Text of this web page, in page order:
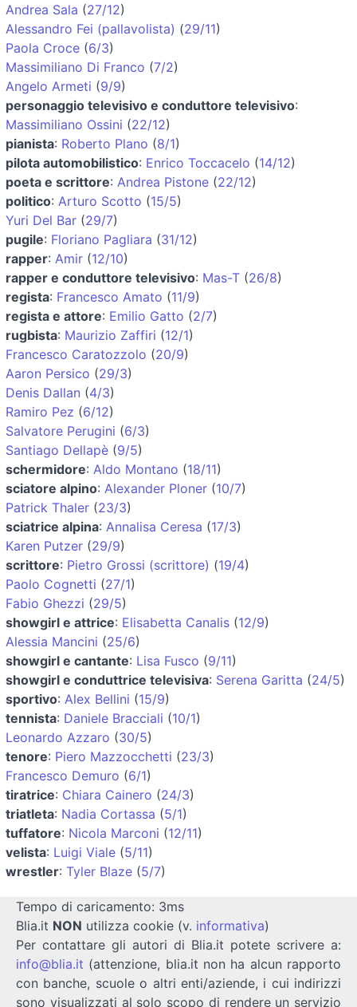
Andrea Sala (27/12)
Alessandro Fei (pallavolista) (29/11)
Paola Croce (6/3)
Massimiliano Di Franco (7/2)
Angelo Armeti (9/9)
personaggio televisivo e conduttore televisivo:
Massimiliano Ossini (22/12)
pianista: Roberto Plano (8/1)
pilota automobilistico: Enrico Toccacelo (14/12)
poeta e scrittore: Andrea Pistone (22/12)
politico: Arturo Scotto (15/5)
Yuri Del Bar (29/7)
pugile: Floriano Pagliara (31/12)
rapper: Amir (12/10)
rapper e conduttore televisivo: Mas-T (26/8)
regista: Francesco Amato (11/9)
regista e attore: Emilio Gatto (2/7)
rugbista: Maurizio Zaffiri (12/1)
Francesco Caratozzolo (20/9)
Aaron Persico (29/3)
Denis Dallan (4/3)
Ramiro Pez (6/12)
Salvatore Perugini (6/3)
Santiago Dellapè (9/5)
schermidore: Aldo Montano (18/11)
sciatore alpino: Alexander Ploner (10/7)
Patrick Thaler (23/3)
sciatrice alpina: Annalisa Ceresa (17/3)
Karen Putzer (29/9)
scrittore: Pietro Grossi (scrittore) (19/4)
Paolo Cognetti (27/1)
Fabio Ghezzi (29/5)
showgirl e attrice: Elisabetta Canalis (12/9)
Alessia Mancini (25/6)
showgirl e cantante: Lisa Fusco (9/11)
showgirl e conduttrice televisiva: Serena Garitta (24/5)
sportivo: Alex Bellini (15/9)
tennista: Daniele Bracciali (10/1)
Leonardo Azzaro (30/5)
tenore: Piero Mazzocchetti (23/3)
Francesco Demuro (6/1)
tiratrice: Chiara Cainero (24/3)
triatleta: Nadia Cortassa (5/1)
tuffatore: Nicola Marconi (12/11)
velista: Luigi Viale (5/11)
wrestler: Tyler Blaze (5/7)
Tempo di caricamento: 3ms
Blia.it NON utilizza cookie (v. informativa)
Per contattare gli autori di Blia.it potete scrivere a:
info@blia.it (attenzione, blia.it non ha alcun rapporto
con banche, scuole o altri enti/aziende, i cui indirizzi
sono visualizzati al solo scopo di rendere un servizio